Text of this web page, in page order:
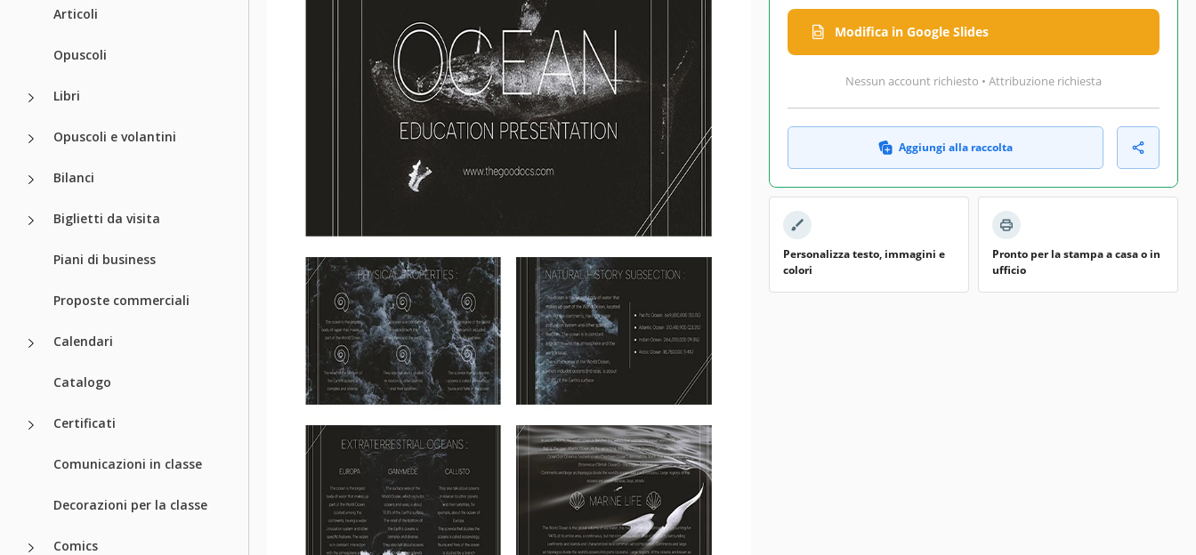
Articoli
Opuscoli
Libri
Opuscoli e volantini
Bilanci
Biglietti da visita
Piani di business
Proposte commerciali
Calendari
Catalogo
Certificati
Comunicazioni in classe
Decorazioni per la classe
Comics
Modifica in Google Slides
Nessun account richiesto • Attribuzione richiesta
Aggiungi alla raccolta
Personalizza testo, immagini e
colori
Pronto per la stampa a casa o in
ufficio